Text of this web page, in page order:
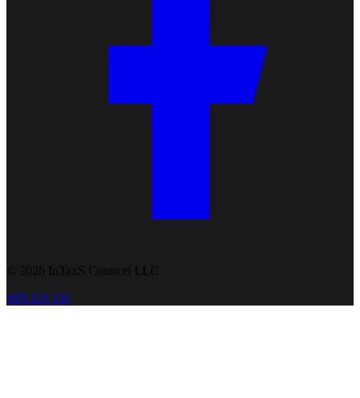
© 2026 InTaxS Councel LLC
MN EN ZH